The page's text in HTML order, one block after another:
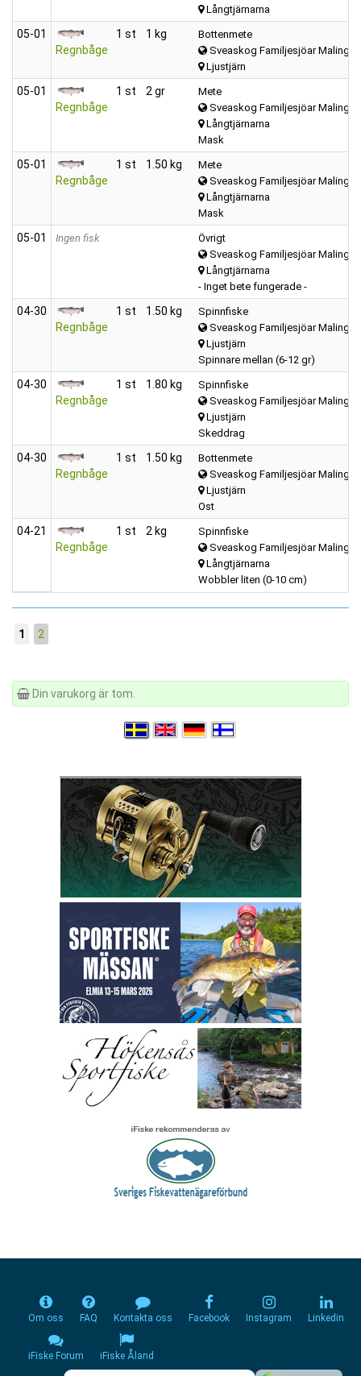
Långtjärnarna
05‑01
Regnbåge
1 st 1 kg
Bottenmete
Sveaskog Familjesjöar
Ljustjärn
05‑01
Regnbåge
1 st 2 gr
Mete
Sveaskog Familjesjöar
Långtjärnarna
Mask
05‑01
Regnbåge
1 st 1.50 kg
Mete
Sveaskog Familjesjöar
Långtjärnarna
Mask
05‑01 Ingen fisk
Övrigt
Sveaskog Familjesjöar
Långtjärnarna
- Inget bete fungerade -
04‑30
Regnbåge
1 st 1.50 kg
Spinnfiske
Sveaskog Familjesjöar
Ljustjärn
Spinnare mellan (6-12 gr)
04‑30
Regnbåge
1 st 1.80 kg
Spinnfiske
Sveaskog Familjesjöar
Ljustjärn
Skeddrag
04‑30
Regnbåge
1 st 1.50 kg
Bottenmete
Sveaskog Familjesjöar
Ljustjärn
Ost
04‑21
Regnbåge
1 st 2 kg
Spinnfiske
Sveaskog Familjesjöar
Långtjärnarna
Wobbler liten (0-10 cm)
1 2
Din varukorg är tom.
Om oss FAQ Kontakta oss Facebook Instagram Linkedin
iFiske Forum iFiske Åland